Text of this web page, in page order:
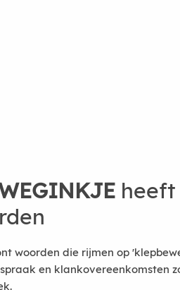
heeft
woorden die rijmen op
en klankovereenkomsten